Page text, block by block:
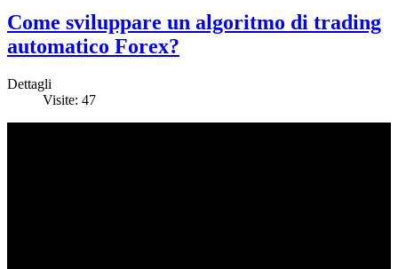
Come sviluppare un algoritmo di trading
automatico Forex?
Dettagli
Visite: 47